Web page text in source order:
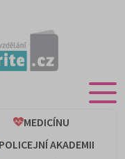
MEDICÍNU
POLICEJNÍ AKADEMII